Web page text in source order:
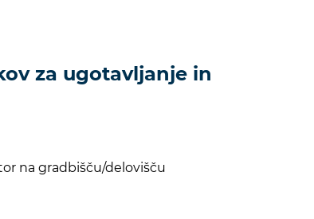
za ugotavljanje in
na gradbišču/delovišču